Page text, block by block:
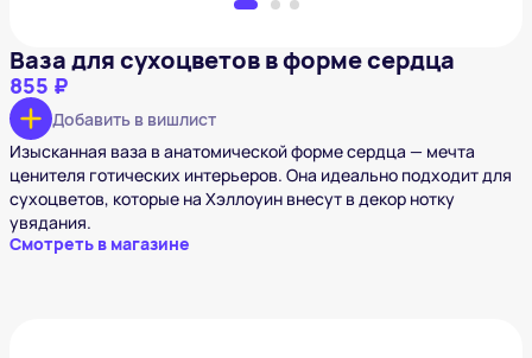
Ваза для сухоцветов в форме сердца
855 ₽
Добавить в вишлист
Изысканная ваза в анатомической форме сердца — мечта
ценителя готических интерьеров. Она идеально подходит для
сухоцветов, которые на Хэллоуин внесут в декор нотку
увядания.
Смотреть в магазине